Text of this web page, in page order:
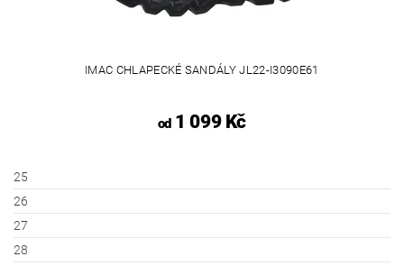
IMAC CHLAPECKÉ SANDÁLY JL22-I3090E61
od1 099 Kč
25
26
27
28